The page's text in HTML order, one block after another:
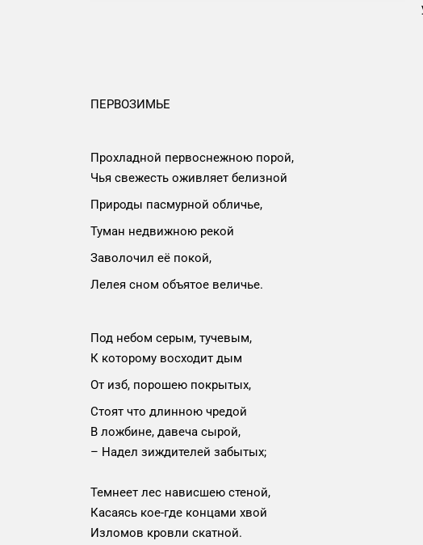
ПЕРВОЗИМЬЕ
Прохладной первоснежною порой,
Чья свежесть оживляет белизной
Природы пасмурной обличье,
Туман недвижною рекой
Заволочил её покой,
Лелея сном объятое величье.
Под небом серым, тучевым,
К которому восходит дым
От изб, порошею покрытых,
Стоят что длинною чредой
В ложбине, давеча сырой,
– Надел зиждителей забытых;
Темнеет лес нависшею стеной,
Касаясь кое-где концами хвой
Изломов кровли скатной.